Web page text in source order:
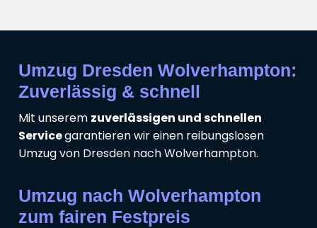
Umzug Dresden Wolverhampton:
Zuverlässig & schnell
Mit unserem zuverlässigen und schnellen
Servicegarantieren wir einen reibungslosen
Umzug von Dresden nach Wolverhampton.
Umzug nach Wolverhampton
zum fairen Festpreis